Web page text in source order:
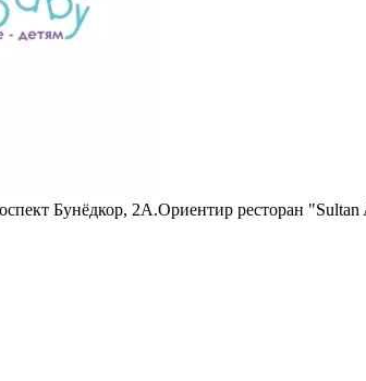
Бунёдкор, 2А.Ориентир ресторан